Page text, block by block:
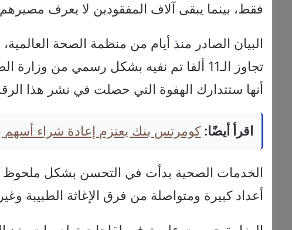
فقط، بينما يبقى آلاف المفقودين لا يعرف
البيان الصادر منذ أيام من منظمة الصحة
تجاوز الـ11 ألفا تم نفيه بشكل رسمي من
أنها ستتدارك الهفوة التي حصلت في نشر هذا
اقرأ أيضًا: كومرتس بنك يعتزم إعادة شراء أسهم بقيمة 1.4
الخدمات الصحية بدأت في التحسن بشكل ملحوظ
أعداد كبيرة ومتواصلة من فرق الإغاثة الطبيبة